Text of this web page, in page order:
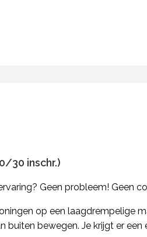
30 inschr.)
Geen probleem! Geen
op een laagdrempelige
bewegen. Je krijgt er een